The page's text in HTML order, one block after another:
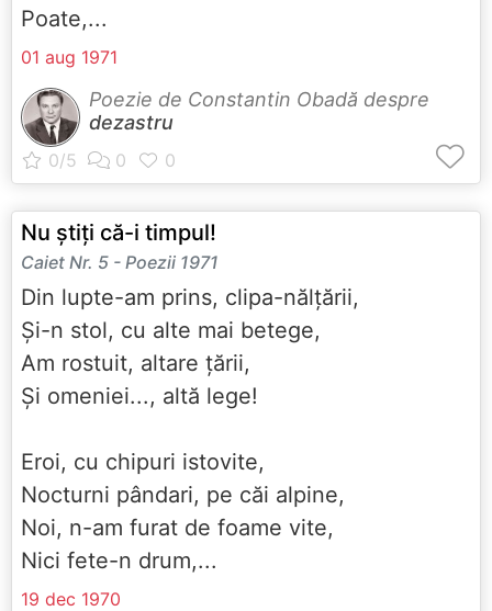
Poate,...
01 aug 1971
Poezie de Constantin Obadă despre
dezastru
Nu știți că-i timpul!
Caiet Nr. 5 - Poezii 1971
Din lupte-am prins, clipa-nălțării,
Și-n stol, cu alte mai betege,
Am rostuit, altare țării,
Și omeniei..., altă lege!
Eroi, cu chipuri istovite,
Nocturni pândari, pe căi alpine,
Noi, n-am furat de foame vite,
Nici fete-n drum,...
19 dec 1970